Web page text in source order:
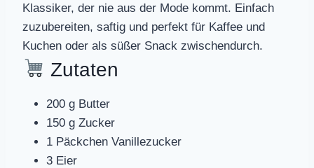
Klassiker, der nie aus der Mode kommt. Einfach
zuzubereiten, saftig und perfekt für Kaffee und
Kuchen oder als süßer Snack zwischendurch.
Zutaten
200 g Butter
150 g Zucker
1 Päckchen Vanillezucker
3 Eier